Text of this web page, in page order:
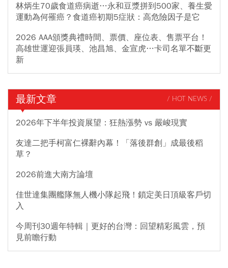
林炳生70歲食道癌病逝…永和豆漿拼到500家、養生愛
運動為何罹癌？食道癌初期5症狀：高危險因子是它
2026 AAA頒獎典禮時間、票價、座位表、售票平台！
高雄世運迎張員瑛、池昌旭、金宣虎…卡司名單不斷更
新
最新文章 / HOT NEWS /
2026年下半年投資展望：狂熱漲勢 vs 嚴峻現實
友達二把手柯富仁裸辭內幕！「落後群創」成最後稻
草？
2026前進大南方論壇
佳世達集團艦隊無人機小隊起飛！鎖定美日頂級客戶切
入
今周刊30週年特輯｜更好的台灣：回望精彩風雲，預
見前瞻行動